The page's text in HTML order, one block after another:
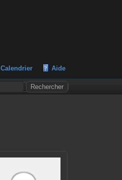
Calendrier Aide